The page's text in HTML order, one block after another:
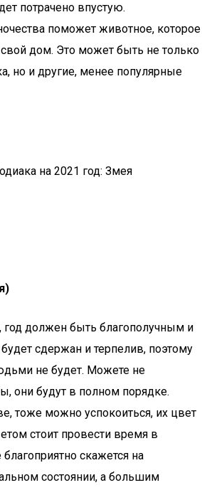
потрачено впустую.
поможет животное, которое
дом. Это может быть не только
но и другие, менее популярные
на 2021 год: Змея
год должен быть благополучным и
сдержан и терпелив, поэтому
не будет. Можете не
они будут в полном порядке.
тоже можно успокоиться, их цвет
стоит провести время в
скажется на
состоянии, а большим